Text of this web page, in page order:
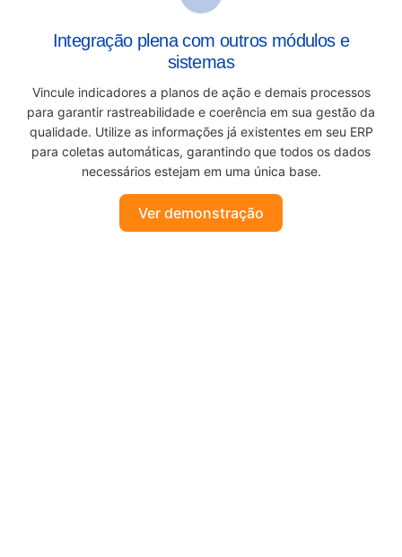
Integração plena com outros módulos e
sistemas
Vincule indicadores a planos de ação e demais processos
para garantir rastreabilidade e coerência em sua gestão da
qualidade. Utilize as informações já existentes em seu ERP
para coletas automáticas, garantindo que todos os dados
necessários estejam em uma única base.
Ver demonstração